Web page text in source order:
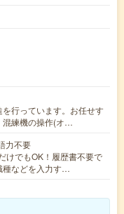
行っています。お任せす
混練機の操作(オ…
力不要
けでもOK！履歴書不要で
種などを入力す…